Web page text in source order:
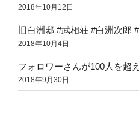
2018年10月12日
旧白洲邸 #武相荘 #白洲次郎
2018年10月4日
フォロワーさんが100人を超
2018年9月30日